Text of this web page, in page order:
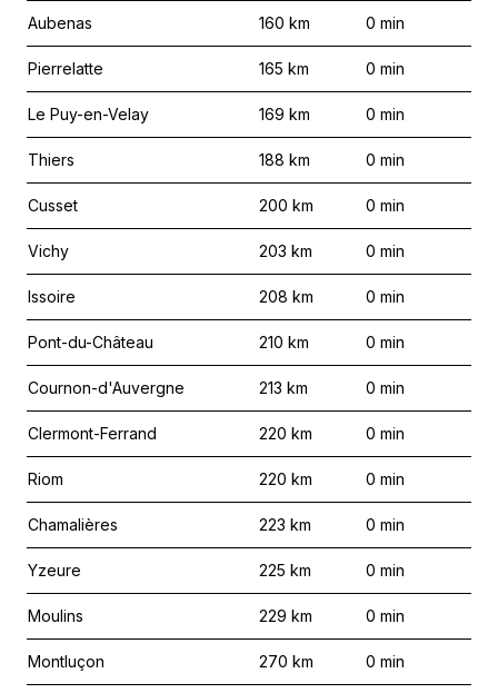
Aubenas 160 km 0 min
Pierrelatte 165 km 0 min
Le Puy-en-Velay 169 km 0 min
Thiers 188 km 0 min
Cusset 200 km 0 min
Vichy 203 km 0 min
Issoire 208 km 0 min
Pont-du-Château 210 km 0 min
Cournon-d'Auvergne 213 km 0 min
Clermont-Ferrand 220 km 0 min
Riom 220 km 0 min
Chamalières 223 km 0 min
Yzeure 225 km 0 min
Moulins 229 km 0 min
Montluçon 270 km 0 min